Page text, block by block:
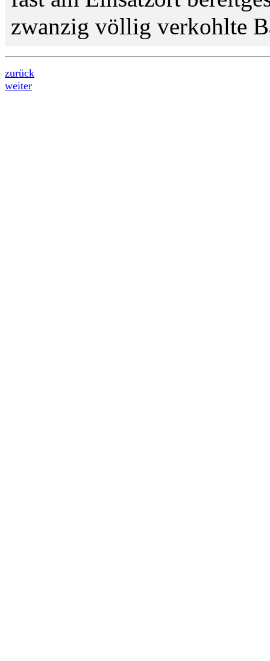
zwanzig völlig verkohlte
zurück
weiter